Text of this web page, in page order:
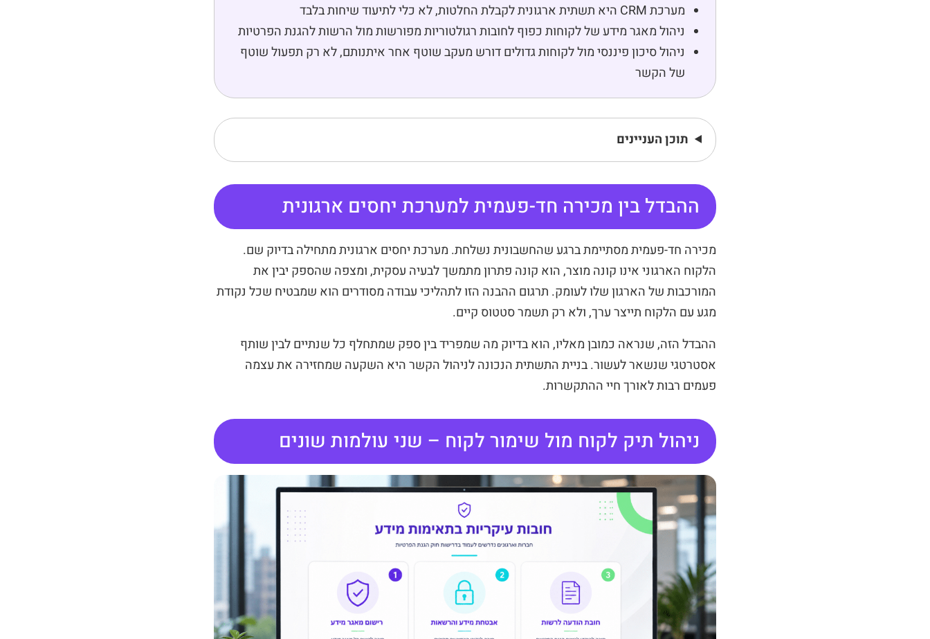
מערכת CRM היא תשתית ארגונית לקבלת החלטות, לא כלי לתיעוד שיחות בלבד
ניהול מאגר מידע של לקוחות כפוף לחובות רגולטוריות מפורשות מול הרשות להגנת הפרטיות
ניהול סיכון פיננסי מול לקוחות גדולים דורש מעקב שוטף אחר איתנותם, לא רק תפעול שוטף
של הקשר
תוכן העניינים
ההבדל בין מכירה חד-פעמית למערכת יחסים ארגונית
מכירה חד-פעמית מסתיימת ברגע שהחשבונית נשלחת. מערכת יחסים ארגונית מתחילה בדיוק שם.
הלקוח הארגוני אינו קונה מוצר, הוא קונה פתרון מתמשך לבעיה עסקית, ומצפה שהספק יבין את
המורכבות של הארגון שלו לעומק. תרגום ההבנה הזו לתהליכי עבודה מסודרים הוא שמבטיח שכל נקודת
מגע עם הלקוח תייצר ערך, ולא רק תשמר סטטוס קיים.
ההבדל הזה, שנראה כמובן מאליו, הוא בדיוק מה שמפריד בין ספק שמתחלף כל שנתיים לבין שותף
אסטרטגי שנשאר לעשור. בניית התשתית הנכונה לניהול הקשר היא השקעה שמחזירה את עצמה
פעמים רבות לאורך חיי ההתקשרות.
ניהול תיק לקוח מול שימור לקוח – שני עולמות שונים